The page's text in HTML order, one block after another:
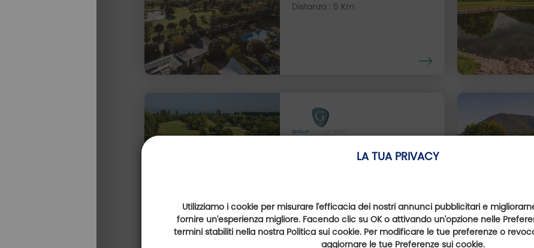
LA TUA PRIVACY
Utilizziamo i cookie per misurare l'efficacia dei nostri annunci pubblicitari e
fornire un'esperienza migliore. Facendo clic su OK o attivando un'opzione nelle
termini stabiliti nella nostra Politica sui cookie. Per modificare le tue preferenze o
aggiornare le tue Preferenze sui cookie.
Distanza : 5 Km
Golf della Montecchia